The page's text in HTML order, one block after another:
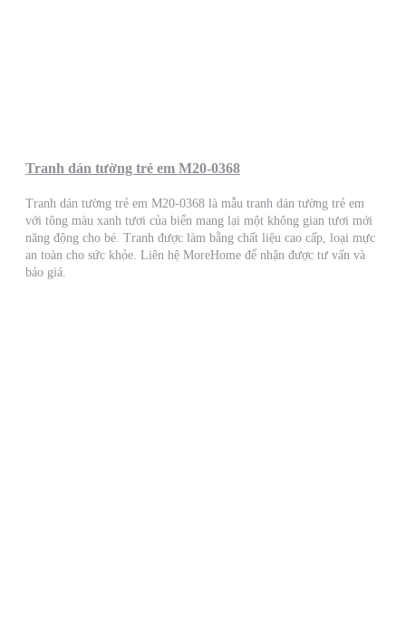
Tranh dán tường trẻ em M20-0368
Tranh dán tường trẻ em M20-0368 là mẫu tranh dán tường trẻ em
với tông màu xanh tươi của biển mang lại một không gian tươi mới
năng động cho bé. Tranh được làm bằng chất liệu cao cấp, loại mực
an toàn cho sức khỏe. Liên hệ MoreHome để nhận được tư vấn và
báo giá.